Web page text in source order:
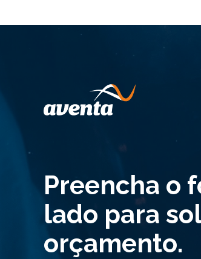
Preencha o
lado para
orçamento.